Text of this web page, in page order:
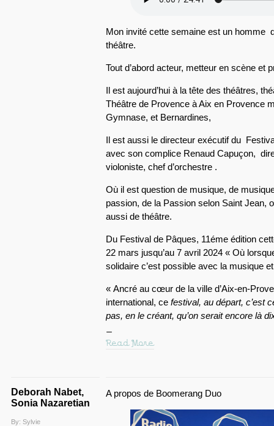
Mon invité cette semaine est un homme
théâtre.
Tout d’abord acteur, metteur en scène et
Il est aujourd’hui à la tête des théâtres,
Théâtre de Provence à Aix en Provence
Gymnase, et Bernardines,
Il est aussi le directeur exécutif du
avec son complice Renaud Capuçon,
violoniste, chef d’orchestre .
Où il est question de musique, de
passion, de la Passion selon Saint Jean,
aussi de théâtre.
Du Festival de Pâques, 11éme édition
22 mars jusqu’au 7 avril 2024 « Où
solidaire c’est possible avec la musique
« Ancré au cœur de la ville d’Aix-en-
international, ce festival, au départ, c’est
pas, en le créant, qu’on serait encore là
Read More
Deborah Nabet,
Sonia Nazaretian
By: Sylvie
A propos de Boomerang Duo